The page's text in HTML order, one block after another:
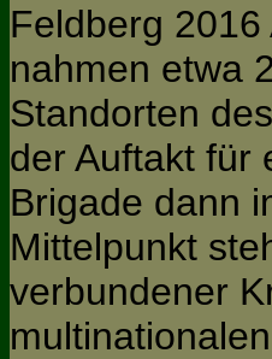
Feldberg
nahmen etwa
Standorten
der Auftakt für
Brigade dann
Mittelpunkt
verbundener